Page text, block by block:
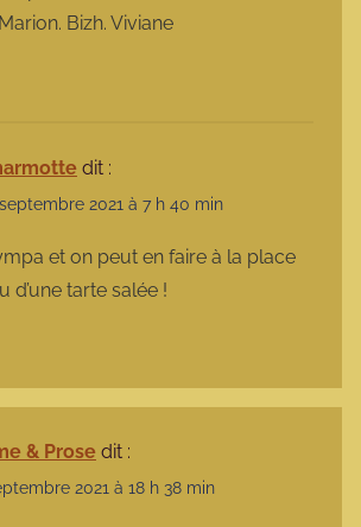
Bizh. Viviane
dit :
2021 à 7 h 40 min
et on peut en faire à la place
d’une tarte salée !
& Prose dit :
2021 à 18 h 38 min